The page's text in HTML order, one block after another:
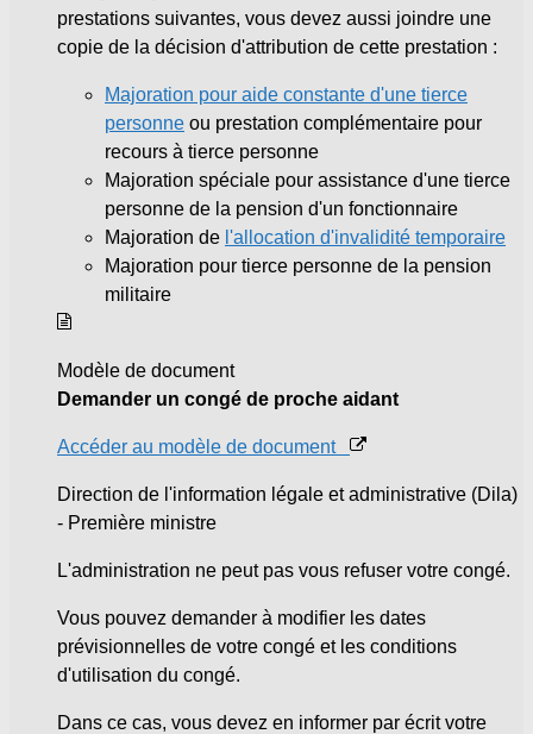
prestations suivantes, vous devez aussi joindre une
copie de la décision d'attribution de cette prestation :
Majoration pour aide constante d'une tierce
personne ou prestation complémentaire pour
recours à tierce personne
Majoration spéciale pour assistance d'une tierce
personne de la pension d'un fonctionnaire
Majoration de l'allocation d'invalidité temporaire
Majoration pour tierce personne de la pension
militaire
Modèle de document
Demander un congé de proche aidant
Accéder au modèle de document
Direction de l'information légale et administrative (Dila)
- Première ministre
L'administration ne peut pas vous refuser votre congé.
Vous pouvez demander à modifier les dates
prévisionnelles de votre congé et les conditions
d'utilisation du congé.
Dans ce cas, vous devez en informer par écrit votre